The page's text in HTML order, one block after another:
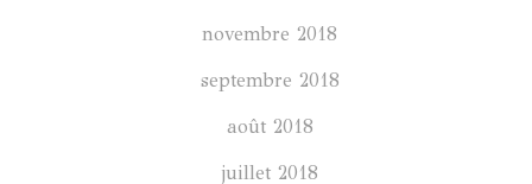
novembre 2018
septembre 2018
août 2018
juillet 2018